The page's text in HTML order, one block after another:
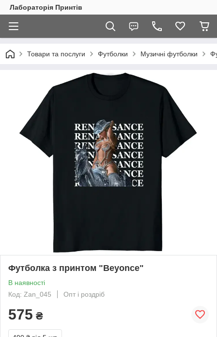
Лабораторія Принтів
Товари та послуги Футболки Музичні футболки
Футболка з принтом "Beyonce"
В наявності
Код: Zan_045
Опт і роздріб
575 ₴